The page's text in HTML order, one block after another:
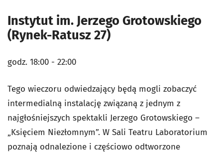
Instytut im. Jerzego Grotowskiego
(Rynek-Ratusz 27)
godz. 18:00 - 22:00
Tego wieczoru odwiedzający będą mogli zobaczyć
intermedialną instalację związaną z jednym z
najgłośniejszych spektakli Jerzego Grotowskiego –
„Księciem Niezłomnym”. W Sali Teatru Laboratorium
poznają odnalezione i częściowo odtworzone